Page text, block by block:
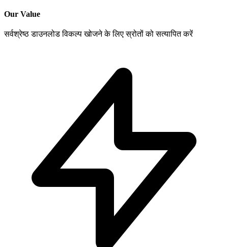
Our Value
सर्वश्रेष्ठ डाउनलोड विकल्प खोजने के लिए स्रोतों को सत्यापित करें